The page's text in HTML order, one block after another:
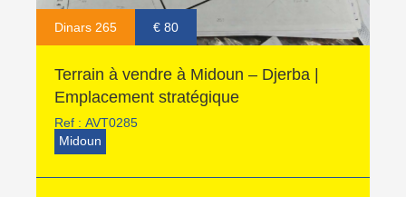
Dinars 265 € 80
Terrain à vendre à Midoun – Djerba |
Emplacement stratégique
Ref : AVT0285
Midoun